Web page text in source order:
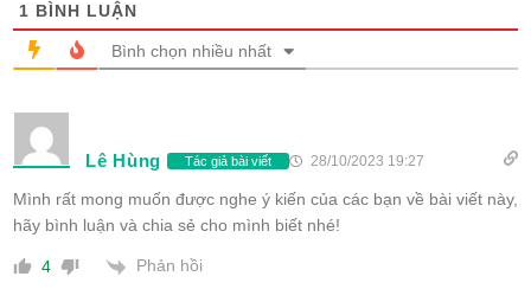
1 BÌNH LUẬN
Bình chọn nhiều nhất
Lê Hùng Tác giả bài viết 28/10/2023 19:27
Mình rất mong muốn được nghe ý kiến của các bạn về bài viết này,
hãy bình luận và chia sẻ cho mình biết nhé!
4 Phản hồi